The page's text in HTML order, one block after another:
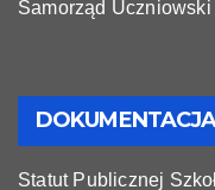
Samorząd Uczniowski
Statut Publicznej